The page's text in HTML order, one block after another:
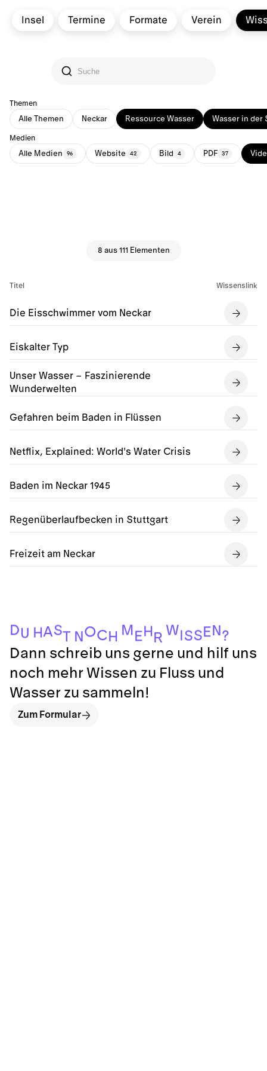
Insel Termine Formate Verein
Themen
Alle Themen Neckar Ressource Wasser Wasser in der
Medien
Alle Medien 96 Website 42 Bild 4 PDF 37
8 aus 111 Elementen
Titel Wissenslink
Die Eisschwimmer vom Neckar
Eiskalter Typ
Unser Wasser – Faszinierende
Wunderwelten
Gefahren beim Baden in Flüssen
Netflix, Explained: World's Water Crisis
Baden im Neckar 1945
Regenüberlaufbecken in Stuttgart
Freizeit am Neckar
DU HAST NOC H M E H R WISS E N ?
Dann schreib uns gerne und hilf uns
noch mehr Wissen zu Fluss und
Wasser zu sammeln!
Zum Formular